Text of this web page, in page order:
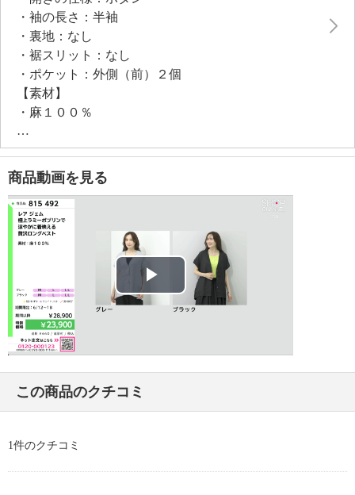
・袖の長さ：半袖
・裏地：なし
・裾スリット：なし
・ポケット：外側（前）２個
【素材】
・麻１００％
【メンテナンス（絵表示ラベル）】
・手洗い：可
・漂白処理：塩素系・酸素系漂白不可
・タンブル乾燥：不可
・自然乾燥：日陰の吊り干し
・アイロン仕上げ：可（中温）
・ドライクリーニング：石油系ドライクリーニング可
・ウエットクリーニング：可
【メンテナンス（ケアラベル）】
・洗濯の繰り返しによる変退色注意
・クリーニングの繰り返しによる変退色注意
・単品洗い
・水や汗などによる色落ち、色移り注意
・素材の特性上、多少の縮みあり
・中国製
商品動画を見る
Play
この商品のクチコミ
1件のクチコミ